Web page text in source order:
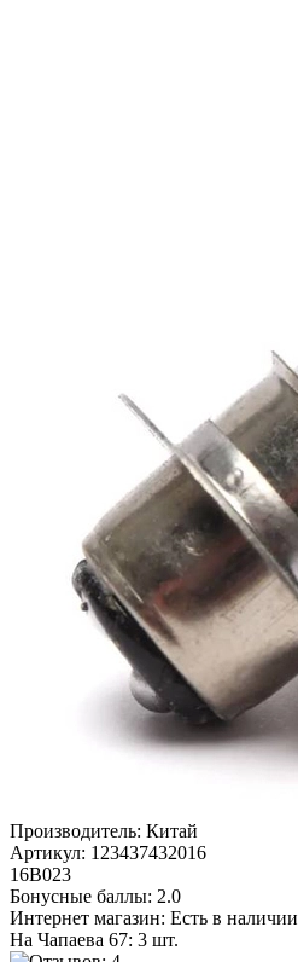
Производитель: Китай
Артикул: 123437432016
16В023
Бонусные баллы: 2.0
Интернет магазин: Есть в наличии
На Чапаева 67: 3 шт.